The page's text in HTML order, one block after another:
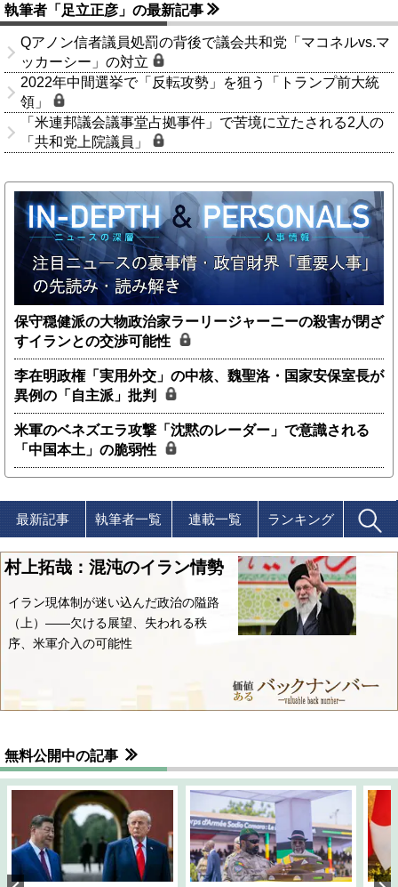
執筆者「足立正彦」の最新記事
Qアノン信者議員処罰の背後で議会共和党「マコネルvs.マ
ッカーシー」の対立
2022年中間選挙で「反転攻勢」を狙う「トランプ前大統
領」
「米連邦議会議事堂占拠事件」で苦境に立たされる2人の
「共和党上院議員」
保守穏健派の大物政治家ラーリージャーニーの殺害が閉ざ
すイランとの交渉可能性
李在明政権「実用外交」の中核、魏聖洛・国家安保室長が
異例の「自主派」批判
米軍のベネズエラ攻撃「沈黙のレーダー」で意識される
「中国本土」の脆弱性
最新記事 執筆者一覧 連載一覧 ランキング
村上拓哉：混沌のイラン情勢
イラン現体制が迷い込んだ政治の隘路
（上）――欠ける展望、失われる秩
序、米軍介入の可能性
無料公開中の記事